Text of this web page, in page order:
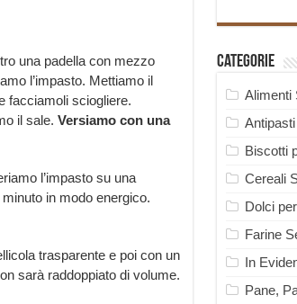
una padella con mezzo
l’impasto. Mettiamo il
facciamoli sciogliere.
il sale. Versiamo con una
l’impasto su una
in modo energico.
trasparente e poi con un
sarà raddoppiato di volume.
Categorie
Alimenti
Biscotti
Cereali
Dolci
Farine
In
Pane,